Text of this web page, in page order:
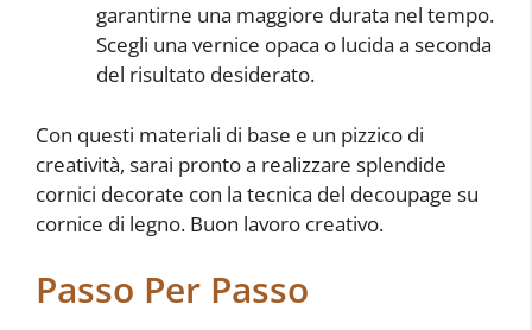
garantirne una maggiore durata nel tempo.
Scegli una vernice opaca o lucida a seconda
del risultato desiderato.
Con questi materiali di base e un pizzico di
creatività, sarai pronto a realizzare splendide
cornici decorate con la tecnica del decoupage su
cornice di legno. Buon lavoro creativo.
Passo Per Passo